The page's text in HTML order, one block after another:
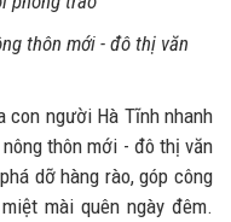
thôn mới - đô thị văn
người Hà Tĩnh nhanh
thôn mới - đô thị văn
dỡ hàng rào, góp công
mài quên ngày đêm.